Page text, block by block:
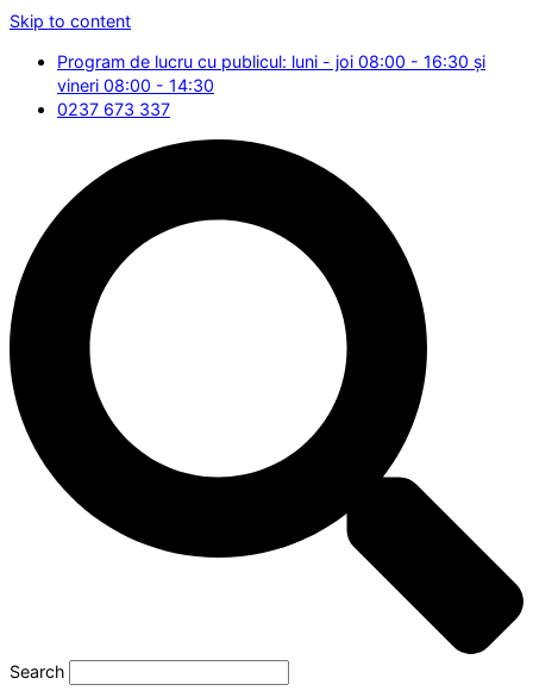
Skip to content
Program de lucru cu publicul: luni - joi 08:00 - 16:30 și
vineri 08:00 - 14:30
0237 673 337
Search